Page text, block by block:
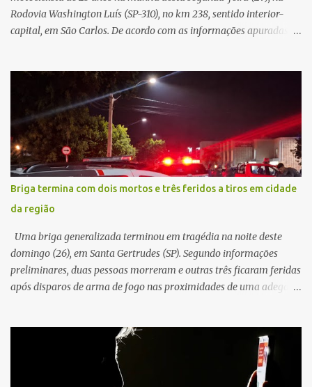
Rodovia Washington Luís (SP-310), no km 238, sentido interior-
capital, em São Carlos. De acordo com as informações apuradas no
veículo, o trânsito estava lento e congestionado devido a obras
realizadas na rodovia, momento em que ocorreu o impacto. Com
a violência da colisão, o motociclista foi arremessado ao solo.
Testemunhas relataram que o capacete teria se desprendido
durante o acidente. O jovem sofreu ferimentos gravíssimos e
morreu ainda no local. Equipes de resgate e de atendimento da
concessionária responsável pela rodovia foram acionadas e
realizaram a sinalização da via, além de prestarem socorro à
vítima. No entanto, o óbito foi constatado ainda no local do
acidente. A Polícia Militar Rodoviária compareceu para o registro
da ocorrência...
Briga termina com dois mortos e três feridos a tiros em cidade
da região
Uma briga generalizada terminou em tragédia na noite deste
domingo (26), em Santa Gertrudes (SP). Segundo informações
preliminares, duas pessoas morreram e outras três ficaram feridas
após disparos de arma de fogo nas proximidades de uma adega. O
começado dentro do estabelecimento e se estendido para a área
externa, quando dois homens armados passaram a efetuar
diversos disparos. Duas vítimas morreram ainda no local. Outras